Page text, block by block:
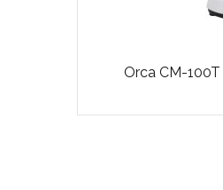
Orca CM-